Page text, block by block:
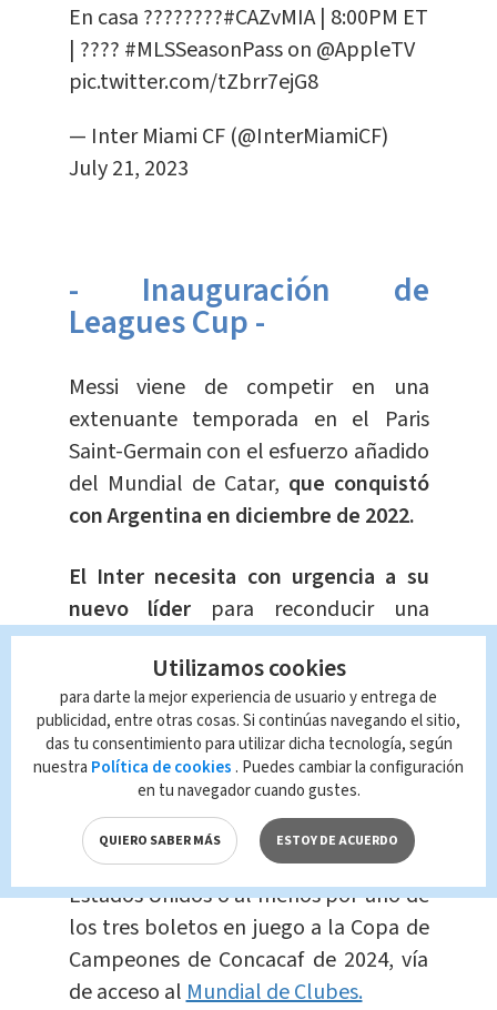
En casa ????????#CAZvMIA| 8:00PM ET
| ???? #MLSSeasonPasson @AppleTV
pic.twitter.com/tZbrr7ejG8
— Inter Miami CF (@InterMiamiCF)
July 21, 2023
- Inauguración de
Leagues Cup -
Messi viene de competir en una
extenuante temporada en el Paris
Saint-Germain con el esfuerzo añadido
del Mundial de Catar, que conquistó
con Argentina en diciembre de 2022.
El Inter necesita con urgencia a su
nuevo líder para reconducir una
nefasta temporada en la que ocupa el
último lugar de la MLS con 18 puntos
en 22 partidos.
Ante las escasas opciones de pelear
por el campeonato, la Leagues Cup
surge como la primera oportunidad
de Messi de pugnar por un trofeo en
Estados Unidos o al menos por uno de
los tres boletos en juego a la Copa de
Campeones de Concacaf de 2024, vía
de acceso alMundial de Clubes.
Utilizamos cookies
para darte la mejor experiencia de usuario y entrega de
publicidad, entre otras cosas. Si continúas navegando el sitio,
das tu consentimiento para utilizar dicha tecnología, según
nuestra Política de cookies . Puedes cambiar la configuración
en tu navegador cuando gustes.
QUIERO SABER MÁS ESTOY DE ACUERDO